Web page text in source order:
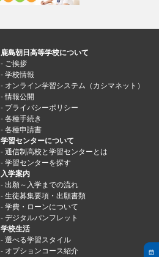
鹿島朝日高等学校について
ご挨拶
学校情報
オンライン学習システム（カシマネット）
情報公開
プライバシーポリシー
各種手続き
各種申請書
学習センターについて
通信制高校と学習センターとは
学習センターを探す
入学案内
出願～入学までの流れ
生徒募集要項・出願書類
学費・ローンについて
デジタルパンフレット
学校生活
選べる学習スタイル
オプションコース紹介